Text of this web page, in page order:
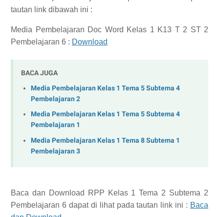
tautan link dibawah ini :
Media Pembelajaran Doc Word Kelas 1 K13 T 2 ST 2
Pembelajaran 6 : Download
BACA JUGA
Media Pembelajaran Kelas 1 Tema 5 Subtema 4
Pembelajaran 2
Media Pembelajaran Kelas 1 Tema 5 Subtema 4
Pembelajaran 1
Media Pembelajaran Kelas 1 Tema 8 Subtema 1
Pembelajaran 3
Baca dan Download
RPP Kelas 1 Tema 2 Subtema 2
Pembelajaran 6 dapat di lihat pada tautan link ini : Baca